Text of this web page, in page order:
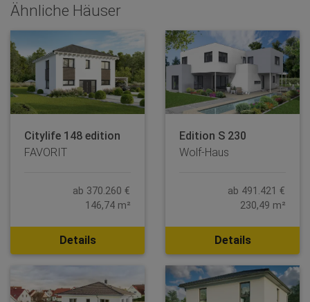
Ähnliche Häuser
Citylife 148 edition
FAVORIT
ab 370.260 €
146,74 m²
Details
Edition S 230
Wolf-Haus
ab 491.421 €
230,49 m²
Details